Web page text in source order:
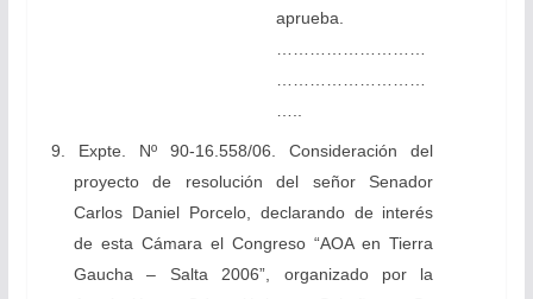
aprueba.
………………………
………………………
…..
9. Expte. Nº 90-16.558/06. Consideración del
proyecto de resolución del señor Senador
Carlos Daniel Porcelo, declarando de interés
de esta Cámara el Congreso “AOA en Tierra
Gaucha – Salta 2006”, organizado por la